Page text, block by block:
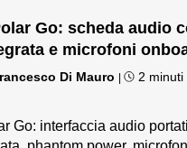
Go: scheda audio
e microfoni
Di Mauro | 2 minuti
Go: interfaccia audio